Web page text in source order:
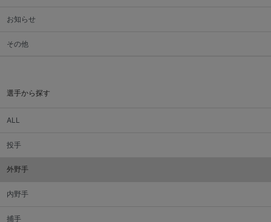
お知らせ
その他
選手から探す
ALL
投手
外野手
内野手
捕手